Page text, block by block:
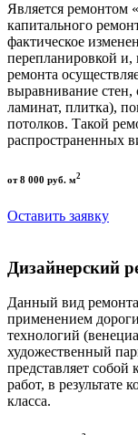
Является ремонтом
капитального
фактическое
перепланировкой и,
ремонта
выравнивание стен,
ламинат, плитка),
потолков. Такой
распространенных
от 8 000 руб. м2
Оставить заявку
Дизайнерский
Данный вид
применением
технологий
художественный
представляет
работ, в результате
класса.